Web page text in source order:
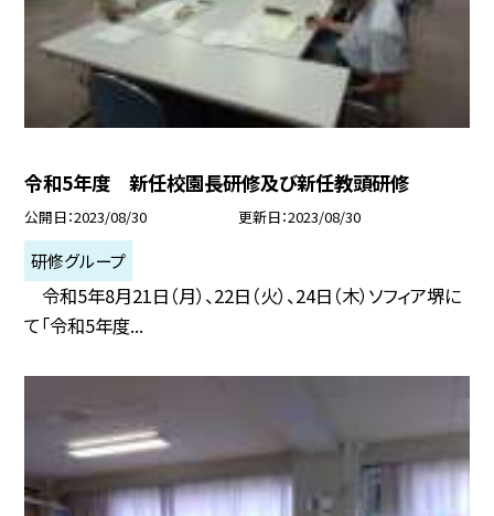
令和5年度 新任校園長研修及び新任教頭研修
公開日 2023/08/30 更新日 2023/08/30
研修グループ
令和5年8月21日（月）、22日（火）、24日（木）ソフィア堺に
て「令和5年度...